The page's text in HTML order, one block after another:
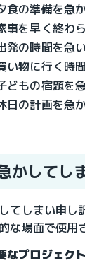
食の準備を急
事を早く終わ
発の時間を急
い物に行く時
どもの宿題を
日の計画を急
かして
してしまい申
な場面で使用
なプロジェク